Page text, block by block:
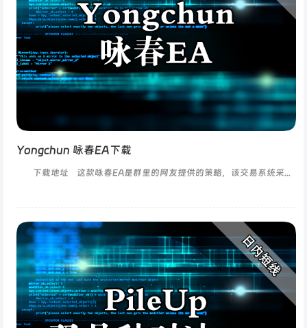
Yongchun 咏春EA下载
下载地址 这款咏春EA是群里的网友提供的策略，该交易系统采...